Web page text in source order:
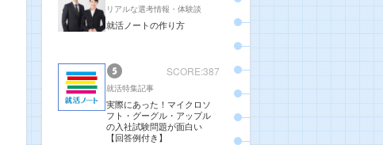
リアルな選考情報・体験談
就活ノートの作り方
SCORE:387
就活特集記事
実際にあった！マイクロソ
フト・グーグル・アップル
の入社試験問題が面白い
【回答例付き】